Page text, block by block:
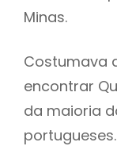
Minas.
Costumava
encontrar
da maioria